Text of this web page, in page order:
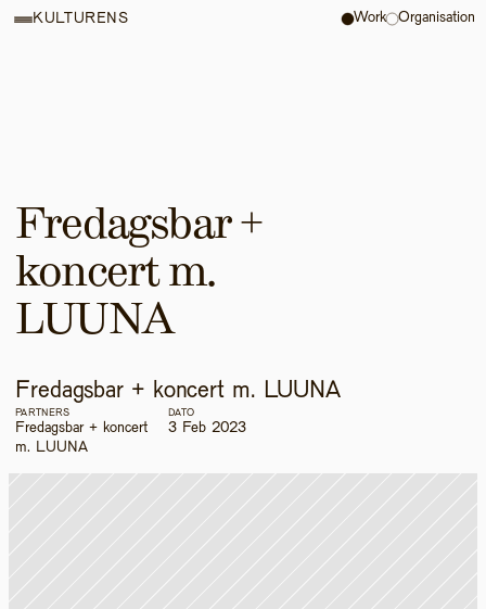
Fredagsbar +
koncert m.
LUUNA
Fredagsbar + koncert m. LUUNA
PARTNERS
Fredagsbar + koncert
m. LUUNA
DATO
3 Feb 2023
KULTURENS Work Organisation